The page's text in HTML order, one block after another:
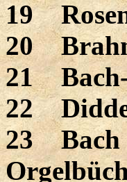
19
20
21 Bach-
22
23 Bach